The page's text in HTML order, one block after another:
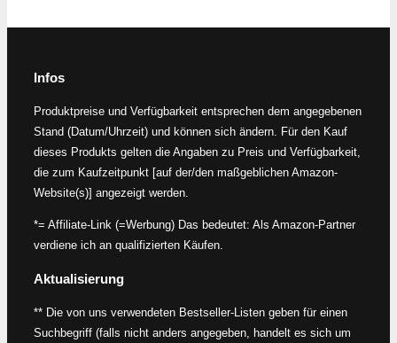
Infos
Produktpreise und Verfügbarkeit entsprechen dem angegebenen
Stand (Datum/Uhrzeit) und können sich ändern. Für den Kauf
dieses Produkts gelten die Angaben zu Preis und Verfügbarkeit,
die zum Kaufzeitpunkt [auf der/den maßgeblichen Amazon-
Website(s)] angezeigt werden.
*= Affiliate-Link (=Werbung) Das bedeutet: Als Amazon-Partner
verdiene ich an qualifizierten Käufen.
Aktualisierung
** Die von uns verwendeten Bestseller-Listen geben für einen
Suchbegriff (falls nicht anders angegeben, handelt es sich um